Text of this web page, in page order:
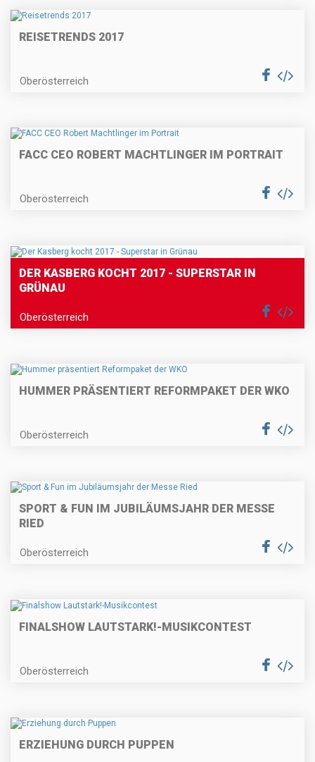
REISETRENDS 2017
Oberösterreich
FACC CEO ROBERT MACHTLINGER IM PORTRAIT
Oberösterreich
DER KASBERG KOCHT 2017 - SUPERSTAR IN
GRÜNAU
Oberösterreich
HUMMER PRÄSENTIERT REFORMPAKET DER WKO
Oberösterreich
SPORT & FUN IM JUBILÄUMSJAHR DER MESSE
RIED
Oberösterreich
FINALSHOW LAUTSTARK!-MUSIKCONTEST
Oberösterreich
ERZIEHUNG DURCH PUPPEN